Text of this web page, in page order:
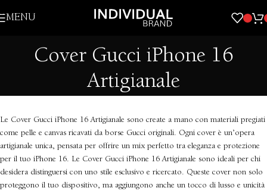
Skip to navigation
MENU
Cover Gucci iPhone 16
Artigianale
Le Cover Gucci iPhone 16 Artigianale sono create a mano con materiali pregiati
come pelle e canvas ricavati da borse Gucci originali. Ogni cover è un’opera
artigianale unica, pensata per offrire un mix perfetto tra eleganza e protezione
per il tuo iPhone 16. Le Cover Gucci iPhone 16 Artigianale sono ideali per chi
desidera distinguersi con uno stile esclusivo e ricercato. Queste cover non solo
proteggono il tuo dispositivo, ma aggiungono anche un tocco di lusso e unicità